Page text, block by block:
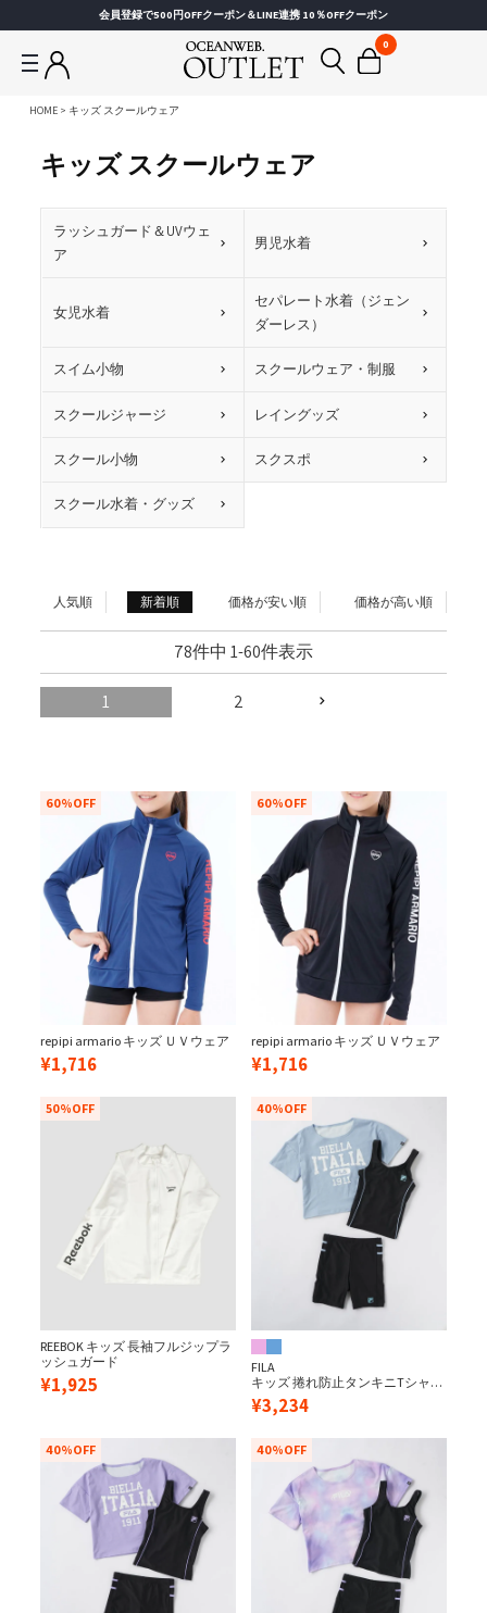
会員登録で500円OFFクーポン＆LINE連携 10％OFFクーポン
0
HOME キッズ スクールウェア
キッズ スクールウェア
ラッシュガード＆UVウェ
ア
男児水着
女児水着
セパレート水着（ジェン
ダーレス）
スイム小物 スクールウェア・制服
スクールジャージ レイングッズ
スクール小物 スクスポ
スクール水着・グッズ
人気順 新着順 価格が安い順 価格が高い順
78件中 1-60件表示
1 2
repipi armario キッズ ＵＶウェア
60%OFF
¥1,716
repipi armario キッズ ＵＶウェア
60%OFF
¥1,716
REEBOK キッズ 長袖フルジップラ
ッシュガード
50%OFF
¥1,925
FILA
キッズ 捲れ防止タンキニTシャツ
付き
40%OFF
¥3,234
40%OFF 40%OFF